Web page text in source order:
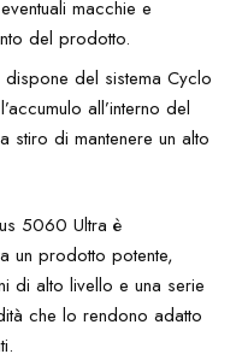
macchie e
del prodotto.
del sistema Cyclo
all’interno del
stiro di mantenere un alto
5060 Ultra è
un prodotto potente,
di alto livello e una serie
che lo rendono adatto